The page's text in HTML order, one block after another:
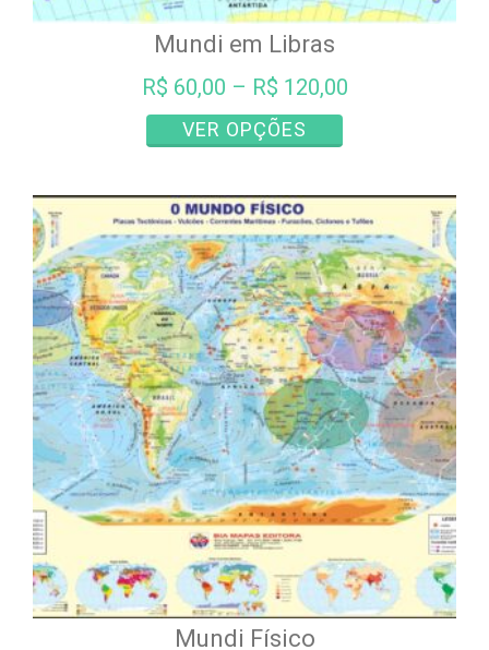
Mundi em Libras
R$ 60,00 – R$ 120,00
VER OPÇÕES
produto
várias
variantes.
As
opções
podem
ser
escolhidas
na
página
do
produto
Mundi Físico